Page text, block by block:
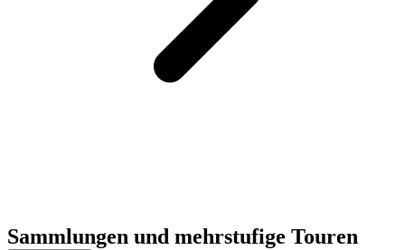
Sammlungen und mehrstufige Touren